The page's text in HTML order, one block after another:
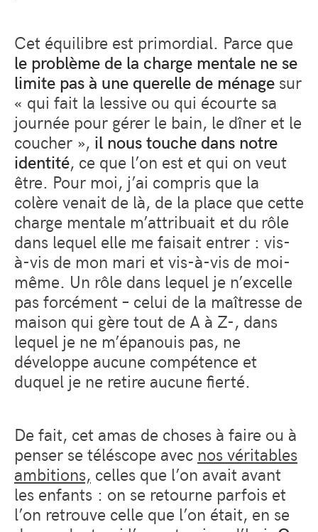
Cet équilibre est primordial. Parce que
le problème de la charge mentale ne se
limite pas à une querelle de ménage sur
« qui fait la lessive ou qui écourte sa
journée pour gérer le bain, le dîner et le
coucher », il nous touche dans notre
identité, ce que l’on est et qui on veut
être. Pour moi, j’ai compris que la
colère venait de là, de la place que cette
charge mentale m’attribuait et du rôle
dans lequel elle me faisait entrer : vis-
à-vis de mon mari et vis-à-vis de moi-
même. Un rôle dans lequel je n’excelle
pas forcément – celui de la maîtresse de
maison qui gère tout de A à Z-, dans
lequel je ne m’épanouis pas, ne
développe aucune compétence et
duquel je ne retire aucune fierté.
De fait, cet amas de choses à faire ou à
penser se téléscope avec nos véritables
ambitions, celles que l’on avait avant
les enfants : on se retourne parfois et
l’on retrouve celle que l’on était, en se